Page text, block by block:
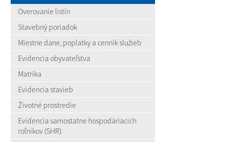
Overovanie listín
Stavebný poriadok
Miestne dane, poplatky a cenník služieb
Evidencia obyvateľstva
Matrika
Evidencia stavieb
Životné prostredie
Evidencia samostatne hospodáriacich
roľníkov (SHR)